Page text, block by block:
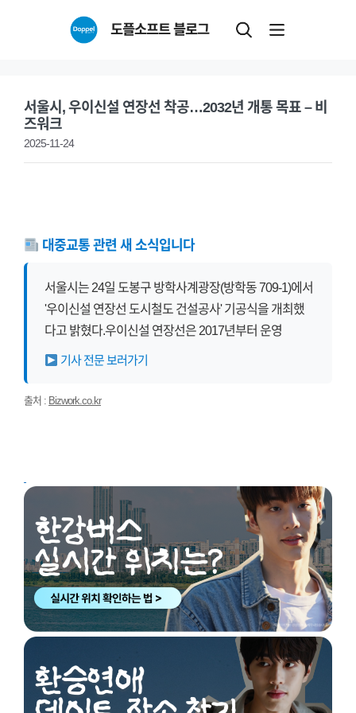
도플소프트 블로그
서울시, 우이신설 연장선 착공…2032년 개통 목표 – 비
즈워크
2025-11-24
대중교통 관련 새 소식입니다
서울시는 24일 도봉구 방학사계광장(방학동 709-1)에서
'우이신설 연장선 도시철도 건설공사' 기공식을 개최했
다고 밝혔다.우이신설 연장선은 2017년부터 운영
기사 전문 보러가기
출처 : Bizwork.co.kr